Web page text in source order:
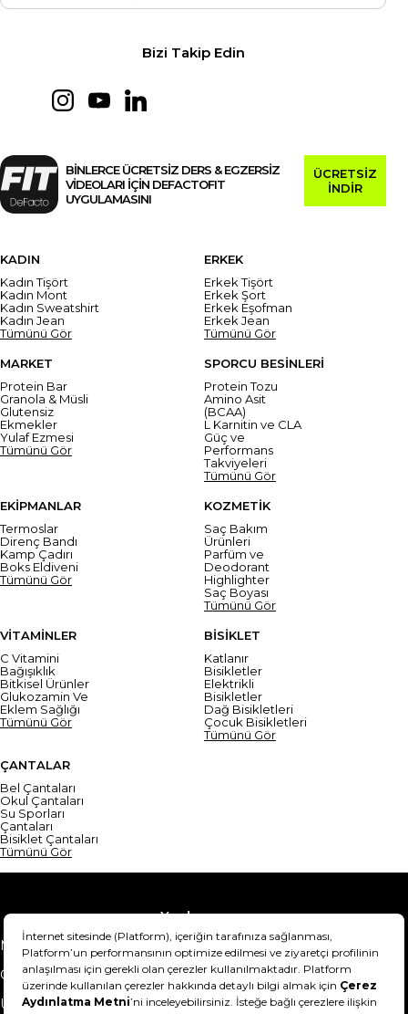
Bizi Takip Edin
BİNLERCE ÜCRETSİZ DERS & EGZERSİZ
VİDEOLARI İÇİN DEFACTOFIT
UYGULAMASINI
ÜCRETSİZ
İNDİR
KADIN
Kadın Tişört
Kadın Mont
Kadın Sweatshirt
Kadın Jean
Tümünü Gör
ERKEK
Erkek Tişört
Erkek Şort
Erkek Eşofman
Erkek Jean
Tümünü Gör
MARKET
Protein Bar
Granola & Müsli
Glutensiz
Ekmekler
Yulaf Ezmesi
Tümünü Gör
SPORCU BESİNLERİ
Protein Tozu
Amino Asit
(BCAA)
L Karnitin ve CLA
Güç ve
Performans
Takviyeleri
Tümünü Gör
EKİPMANLAR
Termoslar
Direnç Bandı
Kamp Çadırı
Boks Eldiveni
Tümünü Gör
KOZMETİK
Saç Bakım
Ürünleri
Parfüm ve
Deodorant
Highlighter
Saç Boyası
Tümünü Gör
VİTAMİNLER
C Vitamini
Bağışıklık
Bitkisel Ürünler
Glukozamin Ve
Eklem Sağlığı
Tümünü Gör
BİSİKLET
Katlanır
Bisikletler
Elektrikli
Bisikletler
Dağ Bisikletleri
Çocuk Bisikletleri
Tümünü Gör
ÇANTALAR
Bel Çantaları
Okul Çantaları
Su Sporları
Çantaları
Bisiklet Çantaları
Tümünü Gör
Yardım
Mesafeli Satış Sözleşmesi
Teslimat Bilgisi
Gizlilik Sözleşmesi
Şartlar & Koşullar
Ürünümü nasıl iade
Hakkımızda